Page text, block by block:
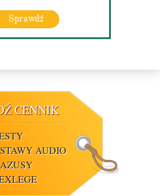
Sprawdź
CENNIK
AUDIO